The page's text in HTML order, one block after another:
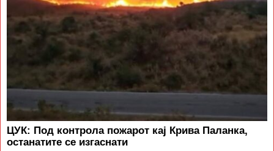
ЦУК: Под контрола пожарот кај Крива Паланка,
останатите се изгаснати